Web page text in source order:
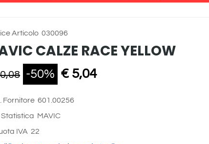
Articolo 030096
CALZE RACE YELLOW
-50% € 5,04
Fornitore 601.00256
Statistica MAVIC
IVA 22